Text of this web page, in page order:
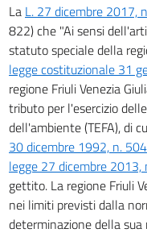
La L. 27 dicembre 2017,
822) che "Ai sensi
statuto speciale della
legge costituzionale 31
regione Friuli Venezia
tributo per l'esercizio
dell'ambiente (TEFA), di
30 dicembre 1992, n. 504
legge 27 dicembre 2013,
gettito. La regione Friuli
nei limiti previsti dalla
determinazione della